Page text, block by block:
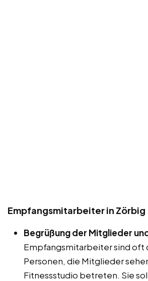
Empfangsmitarbeiter in Zörbig
Begrüßung der Mitglieder
Empfangsmitarbeiter sind oft
Personen, die Mitglieder
Fitnessstudio betreten. Sie